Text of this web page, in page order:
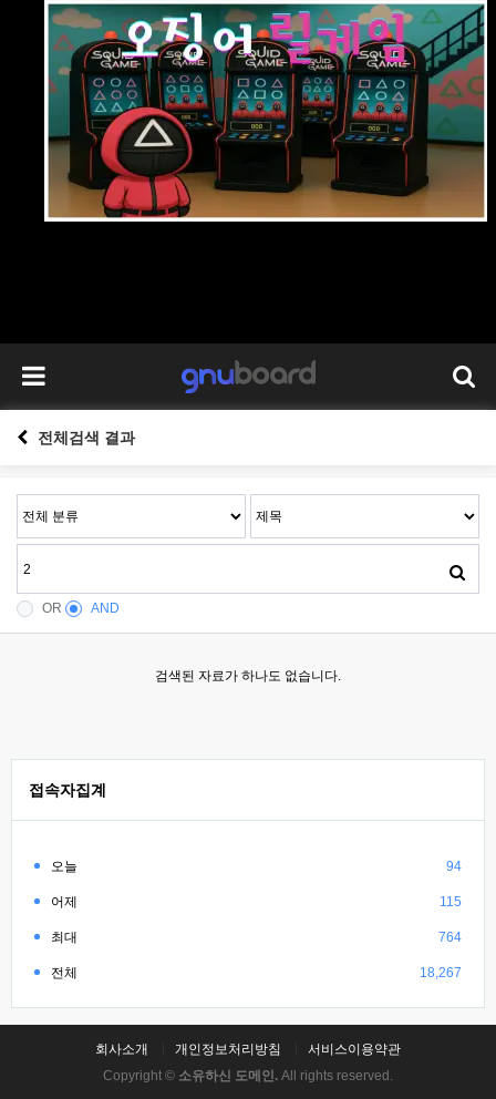
전체검색 결과
OR AND
검색된 자료가 하나도 없습니다.
접속자집계
오늘 94
어제 115
최대 764
전체 18,267
회사소개 개인정보처리방침
서비스이용약관
Copyright © 소유하신 도메인. All rights reserved.